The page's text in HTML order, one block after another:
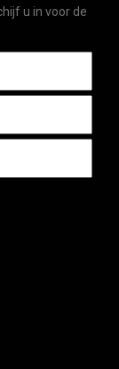
u in voor de